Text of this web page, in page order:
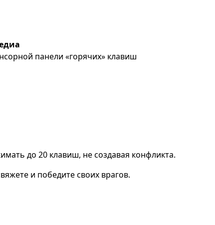
панели «горячих» клавиш
до 20 клавиш, не создавая конфликта.
и победите своих врагов.